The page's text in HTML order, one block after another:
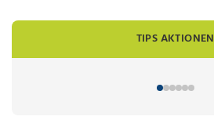
TIPS AKTIONEN